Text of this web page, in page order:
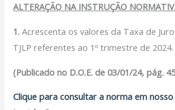
ALTERAÇÃO NA INSTRUÇÃO
1.Acrescenta os valores da Taxa de
TJLP referentes ao 1º trimestre de 2024.
(Publicado no D.O.E. de 03/01/24, pág.
Clique para consultar a norma em